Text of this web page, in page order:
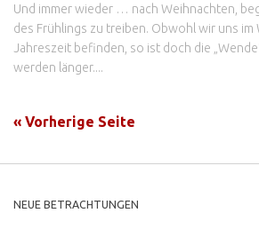
Und immer wieder … nach Weihnachten,
des Frühlings zu treiben. Obwohl wir uns im
Jahreszeit befinden, so ist doch die
werden länger....
« Vorherige Seite
NEUE BETRACHTUNGEN